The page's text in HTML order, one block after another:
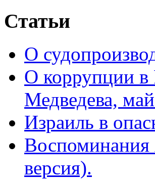
Статьи
О
О коррупции в
Медведева,
Израиль в
Воспоминания
версия).